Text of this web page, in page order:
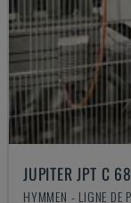
JUPITER JPT C
HYMMEN - LIGNE DE